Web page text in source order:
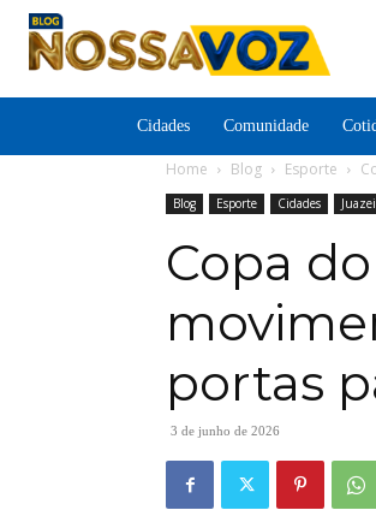
Cidades Comunidade
Home Blog Esporte
Blog Esporte Cidades
Copa
portas
3 de junho de 2026